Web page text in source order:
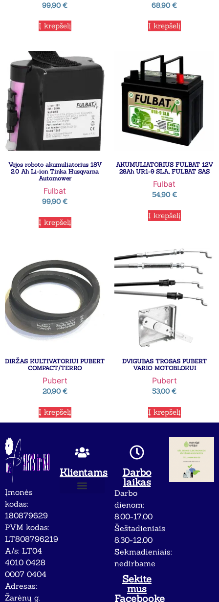
99,90€
Į krepšelį
68,90€
Į krepšelį
Vejos roboto akumuliatorius 18V
2.0 Ah Li-ion Tinka Husqvarna
Automower
Fulbat
99,90€
Į krepšelį
AKUMULIATORIUS FULBAT 12V
28Ah UR1-9 SLA, FULBAT SAS
Fulbat
54,90€
Į krepšelį
DIRŽAS KULTIVATORIUI PUBERT
COMPACT/TERRO
Pubert
20,90€
Į krepšelį
DVIGUBAS TROSAS PUBERT
VARIO MOTOBLOKUI
Pubert
53,00€
Į krepšelį
Įmonės
kodas:
180879629
PVM kodas:
LT808796219
A/s: LT04
4010 0428
0007 0404
Adresas:
Žarėnų g.
Klientams
Darbo
laikas
Darbo
dienom:
8.00-17.00
Šeštadieniais
8.30-12.00
Sekmadieniais:
nedirbame
Sekite
mus
Facebooke